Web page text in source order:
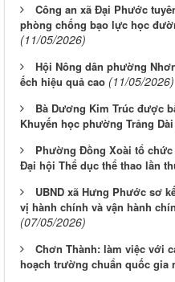
Công an xã Đại Phước
phòng chống bạo lực học
(11/05/2026)
Hội Nông dân phường
ếch hiệu quả cao (11/05/2026)
Bà Dương Kim Trúc được
Khuyến học phường Trảng Dài
Phường Đồng Xoài tổ
Đại hội Thể dục thể thao lần
UBND xã Hưng Phước sơ
vị hành chính và vận hành
(07/05/2026)
Chơn Thành: làm việc với
hoạch trường chuẩn quốc gia